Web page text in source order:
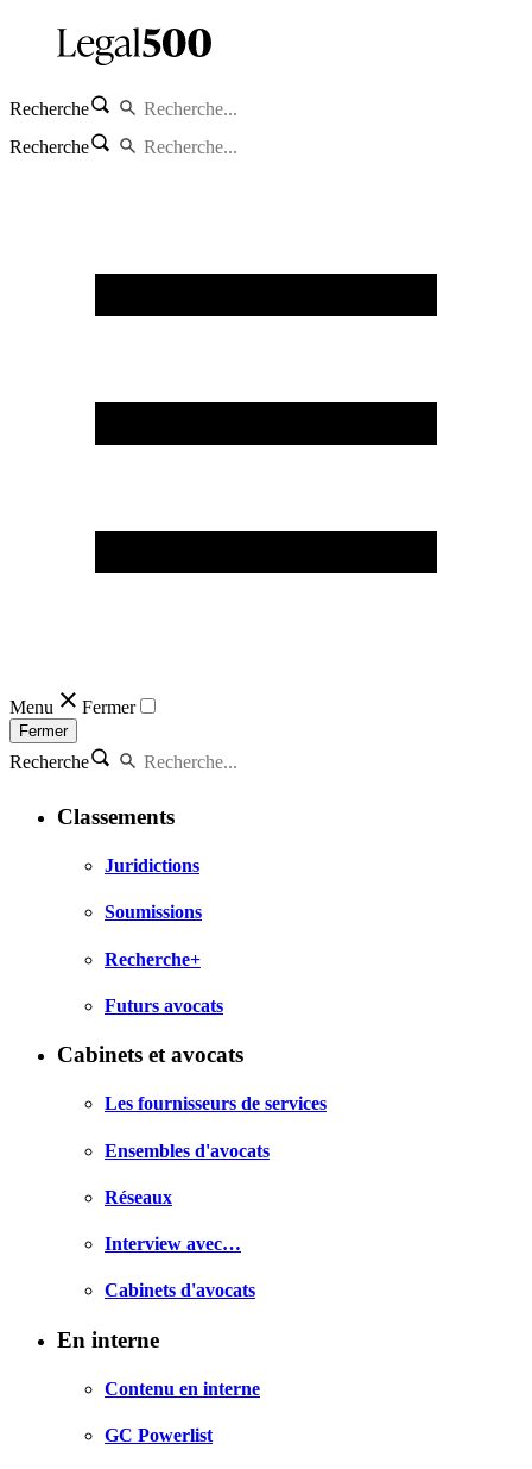
Recherche
Recherche
Menu Fermer
Fermer
Recherche
Classements
Juridictions
Soumissions
Recherche+
Futurs avocats
Cabinets et avocats
Les fournisseurs de services
Ensembles d'avocats
Réseaux
Interview avec…
Cabinets d'avocats
En interne
Contenu en interne
GC Powerlist